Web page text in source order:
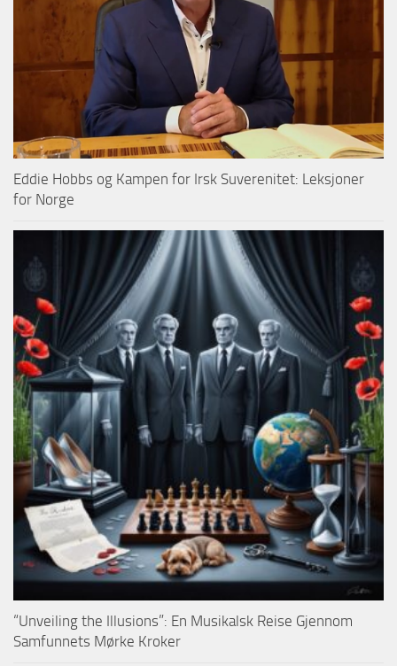
Eddie Hobbs og Kampen for Irsk Suverenitet: Leksjoner
for Norge
“Unveiling the Illusions”: En Musikalsk Reise Gjennom
Samfunnets Mørke Kroker